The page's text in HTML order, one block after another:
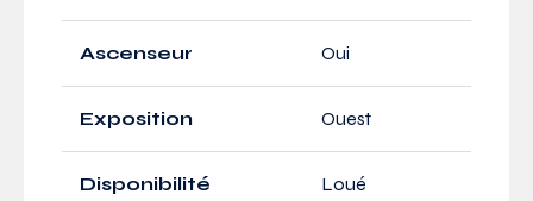
Ascenseur Oui
Exposition Ouest
Disponibilité Loué